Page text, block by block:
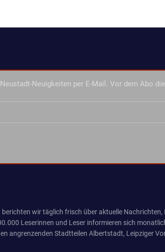
Neuigkeiten per E-Mail. Vor dem Abo die
wir täglich frisch über aktuelle
Leserinnen und Leser informieren sich
angrenzenden Stadtteilen Albertstadt, Leipziger